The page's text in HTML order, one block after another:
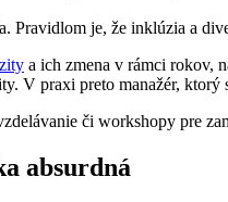
Pravidlom je, že inklúzia a
a ich zmena v rámci rokov,
V praxi preto manažér,
či workshopy pre
absurdná